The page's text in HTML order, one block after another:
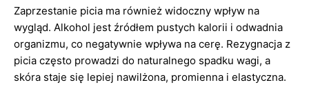
Zaprzestanie picia ma również widoczny wpływ na
wygląd. Alkohol jest źródłem pustych kalorii i odwadnia
organizmu, co negatywnie wpływa na cerę. Rezygnacja z
picia często prowadzi do naturalnego spadku wagi, a
skóra staje się lepiej nawilżona, promienna i elastyczna.